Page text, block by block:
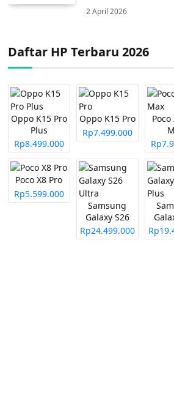
2 April 2026
Daftar HP Terbaru 2026
Oppo K15 Pro
Plus
Rp8.499.000
Oppo K15 Pro
Rp7.499.000
Poco
Poco X8 Pro
Rp5.599.000
Samsung
Galaxy S26
Ultra
Rp24.499.000